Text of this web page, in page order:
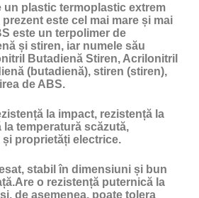
un plastic termoplastic extrem
este cel mai mare și mai
este un terpolimer de
și stiren, iar numele său
Butadienă Stiren, Acrilonitril
(butadienă), stiren (stiren),
de ABS.
la impact, rezistență la
temperatură scăzută,
proprietăți electrice.
stabil în dimensiuni și bun
o rezistență puternică la
de asemenea, poate tolera